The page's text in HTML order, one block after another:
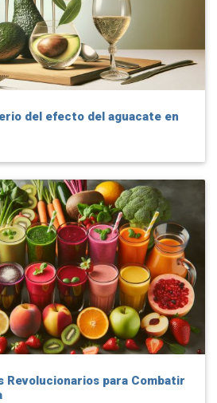
del efecto del aguacate en
Revolucionarios para Combatir